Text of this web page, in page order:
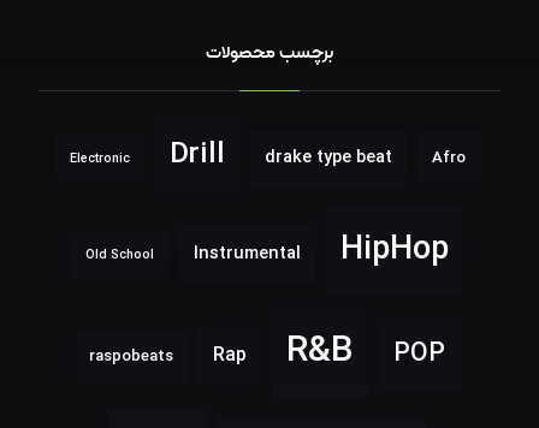
برچسب محصولات
Afro
drake type beat
Drill
Electronic
HipHop
Instrumental
Old School
POP
R&B
Rap
raspobeats